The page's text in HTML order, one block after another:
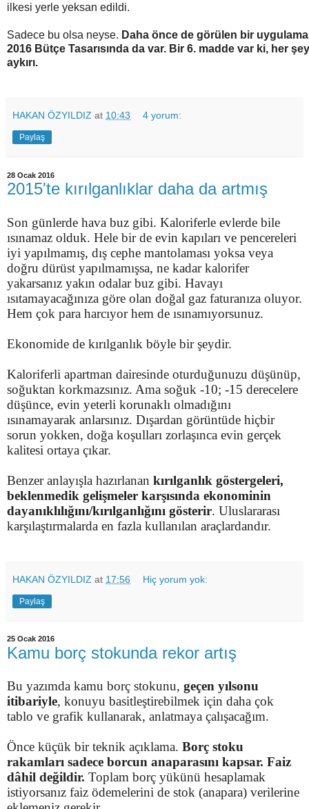
ilkesi yerle yeksan edildi.
Sadece bu olsa neyse. Daha önce de görülen bir uygulama
2016 Bütçe Tasarısında da var. Bir 6. madde var ki, her
aykırı.
HAKAN ÖZYILDIZ at 10:43 4 yorum:
Paylaş
28 Ocak 2016
2015'te kırılganlıklar daha da artmış
Son günlerde hava buz gibi. Kaloriferle evlerde bile
ısınamaz olduk. Hele bir de evin kapıları ve pencereleri
iyi yapılmamış, dış cephe mantolaması yoksa veya
doğru dürüst yapılmamışsa, ne kadar kalorifer
yakarsanız yakın odalar buz gibi. Havayı
ısıtamayacağınıza göre olan doğal gaz faturanıza oluyor.
Hem çok para harcıyor hem de ısınamıyorsunuz.
Ekonomide de kırılganlık böyle bir şeydir.
Kaloriferli apartman dairesinde oturduğunuzu düşünüp,
soğuktan korkmazsınız. Ama soğuk -10; -15 derecelere
düşünce, evin yeterli korunaklı olmadığını
ısınamayarak anlarsınız. Dışardan görüntüde hiçbir
sorun yokken, doğa koşulları zorlaşınca evin gerçek
kalitesi ortaya çıkar.
Benzer anlayışla hazırlanan kırılganlık göstergeleri,
beklenmedik gelişmeler karşısında ekonominin
dayanıklılığını/kırılganlığını gösterir. Uluslararası
karşılaştırmalarda en fazla kullanılan araçlardandır.
HAKAN ÖZYILDIZ at 17:56 Hiç yorum yok:
Paylaş
25 Ocak 2016
Kamu borç stokunda rekor artış
Bu yazımda kamu borç stokunu, geçen yılsonu
itibariyle, konuyu basitleştirebilmek için daha çok
tablo ve grafik kullanarak, anlatmaya çalışacağım.
Önce küçük bir teknik açıklama. Borç stoku
rakamları sadece borcun anaparasını kapsar. Faiz
dâhil değildir. Toplam borç yükünü hesaplamak
istiyorsanız faiz ödemelerini de stok (anapara) verilerine